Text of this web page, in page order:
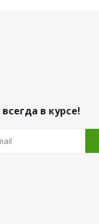
в курсе!